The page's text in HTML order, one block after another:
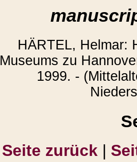
HÄRTEL, Helmar:
Museums zu
1999. -
Seite zurück |